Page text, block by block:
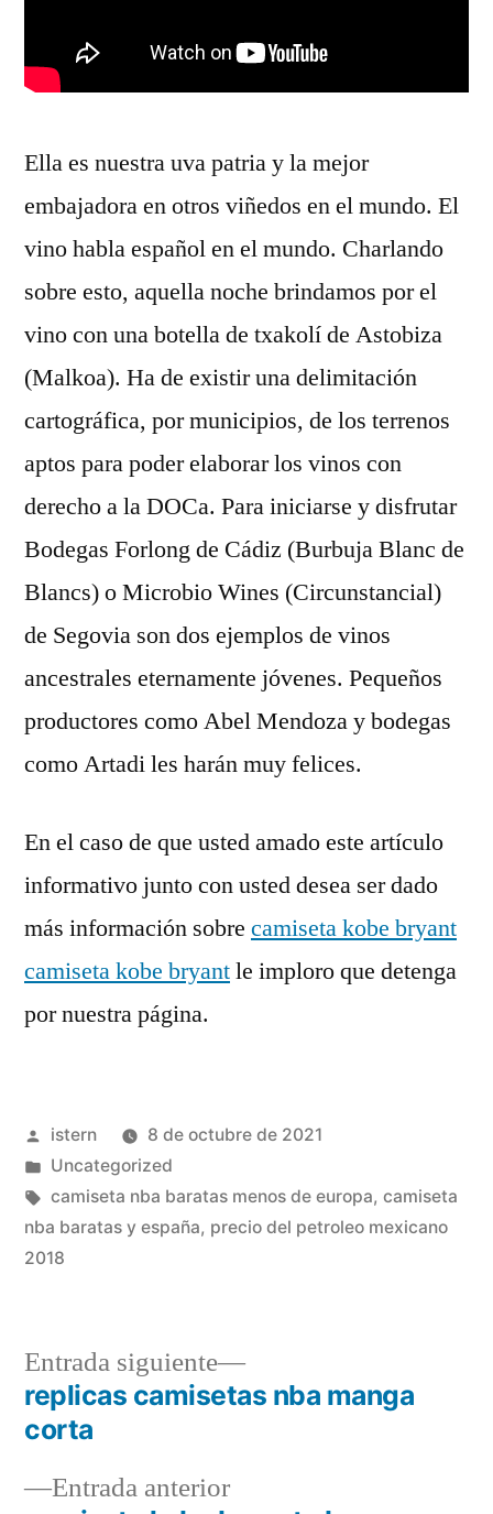
Ella es nuestra uva patria y la mejor
embajadora en otros viñedos en el mundo. El
vino habla español en el mundo. Charlando
sobre esto, aquella noche brindamos por el
vino con una botella de txakolí de Astobiza
(Malkoa). Ha de existir una delimitación
cartográfica, por municipios, de los terrenos
aptos para poder elaborar los vinos con
derecho a la DOCa. Para iniciarse y disfrutar
Bodegas Forlong de Cádiz (Burbuja Blanc de
Blancs) o Microbio Wines (Circunstancial)
de Segovia son dos ejemplos de vinos
ancestrales eternamente jóvenes. Pequeños
productores como Abel Mendoza y bodegas
como Artadi les harán muy felices.
En el caso de que usted amado este artículo
informativo junto con usted desea ser dado
más información sobre camiseta kobe bryant
camiseta kobe bryantle imploro que detenga
por nuestra página.
Publicado
por
istern
8 de octubre de 2021
Publicado
en
Uncategorized
Etiquetas:
camiseta nba baratas menos de europa, camiseta
nba baratas y españa, precio del petroleo mexicano
2018
Navegación
Entrada anteriorEntrada
Entrada siguiente
Entrada
siguiente:
replicas camisetas nba manga
corta